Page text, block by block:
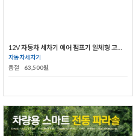
12V 자동차 세차기 에어 펌프기 일체형 고압 파워세차기
자동차세차기
품절
63,500원